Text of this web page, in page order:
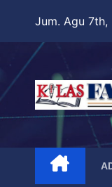
content
Jum. Agu 7th,